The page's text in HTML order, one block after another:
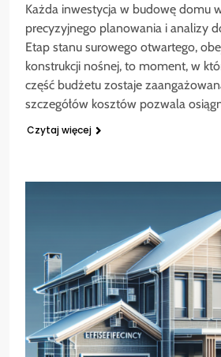
Każda inwestycja w budowę domu
precyzyjnego planowania i analizy
Etap stanu surowego otwartego,
konstrukcji nośnej, to moment, w
część budżetu zostaje
szczegółów kosztów pozwala
Czytaj więcej